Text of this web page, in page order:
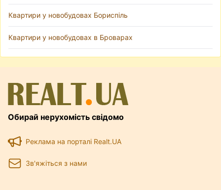
Квартири у новобудовах Бориспіль
Квартири у новобудовах в Броварах
Обирай нерухомість свідомо
Реклама на порталі Realt.UA
Зв'яжіться з нами